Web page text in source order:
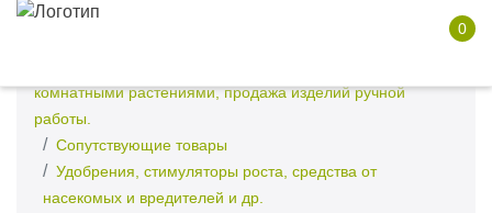
0
комнатными растениями, продажа изделий ручной
работы.
Сопутствующие товары
Удобрения, стимуляторы роста, средства от
насекомых и вредителей и др.